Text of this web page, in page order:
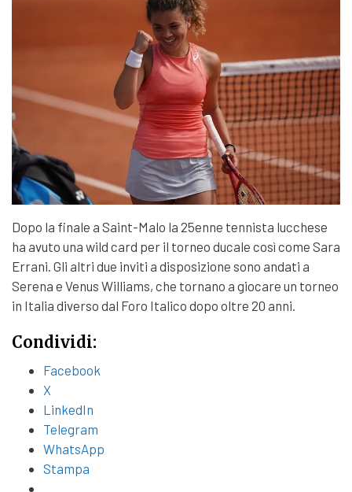
Dopo la finale a Saint-Malo la 25enne tennista lucchese
ha avuto una wild card per il torneo ducale così come Sara
Errani. Gli altri due inviti a disposizione sono andati a
Serena e Venus Williams, che tornano a giocare un torneo
in Italia diverso dal Foro Italico dopo oltre 20 anni.
Condividi:
Facebook
X
LinkedIn
Telegram
WhatsApp
Stampa